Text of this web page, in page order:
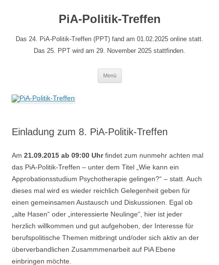
PiA-Politik-Treffen
Das 24. PiA-Politik-Treffen (PPT) fand am 01.02.2025 online statt.
Das 25. PPT wird am 29. November 2025 stattfinden.
Menü
Einladung zum 8. PiA-Politik-Treffen
Am 21.09.2015 ab 09:00 Uhrfindet zum nunmehr achten mal
das PiA-Politik-Treffen – unter dem Titel „Wie kann ein
Approbationsstudium Psychotherapie gelingen?“ – statt. Auch
dieses mal wird es wieder reichlich Gelegenheit geben für
einen gemeinsamen Austausch und Diskussionen. Egal ob
„alte Hasen“ oder „interessierte Neulinge“, hier ist jeder
herzlich willkommen und gut aufgehoben, der Interesse für
berufspolitische Themen mitbringt und/oder sich aktiv an der
überverbandlichen Zusammmenarbeit auf PiA Ebene
einbringen möchte.